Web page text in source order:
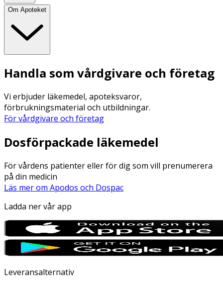
Om Apoteket
Handla som vårdgivare och företag
Vi erbjuder läkemedel, apoteksvaror,
förbrukningsmaterial och utbildningar.
För vårdgivare och företag
Dosförpackade läkemedel
För vårdens patienter eller för dig som vill prenumerera
på din medicin
Läs mer om Apodos och Dospac
Ladda ner vår app
Leveransalternativ